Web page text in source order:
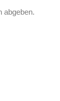
abgeben.